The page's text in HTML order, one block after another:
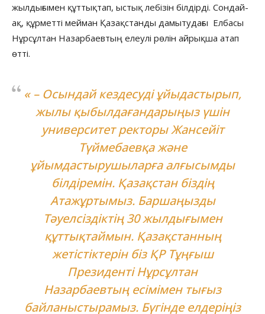
жылдығымен құттықтап, ыстық лебізін білдірді. Сондай-
ақ, құрметті мейман Қазақстанды дамытудағы Елбасы
Нұрсұлтан Назарбаевтың елеулі рөлін айрықша атап
өтті.
« – Осындай кездесуді ұйыдастырып,
жылы қыбылдағандарыңыз үшін
университет ректоры Жансейіт
Түймебаевқа және
ұйымдастырушыларға алғысымды
білдіремін. Қазақстан біздің
Атажұртымыз. Баршаңызды
Тәуелсіздіктің 30 жылдығымен
құттықтаймын. Қазақстанның
жетістіктерін біз ҚР Тұңғыш
Президенті Нұрсұлтан
Назарбаевтың есімімен тығыз
байланыстырамыз. Бүгінде елдеріңіз